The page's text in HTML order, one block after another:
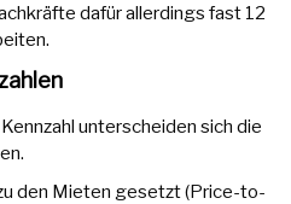
dafür allerdings fast 12
unterscheiden sich die
den Mieten gesetzt (Price-to-